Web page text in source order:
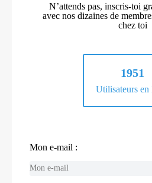
N’attends pas, inscris-toi
avec nos dizaines de
chez toi
1951
Utilisateurs en
Mon e-mail :